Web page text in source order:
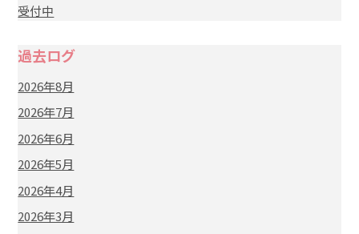
受付中
過去ログ
2026年8月
2026年7月
2026年6月
2026年5月
2026年4月
2026年3月